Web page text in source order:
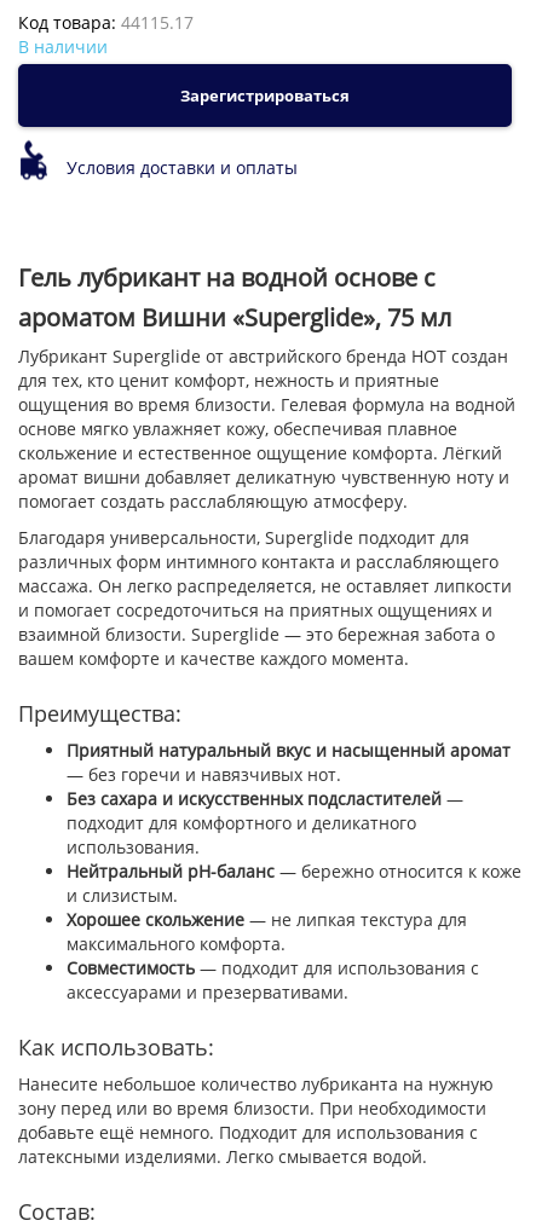
Код товара: 44115.17
В наличии
Зарегистрироваться
Условия доставки и оплаты
Гель лубрикант на водной основе с
ароматом Вишни «Superglide», 75 мл
Лубрикант Superglide от австрийского бренда HOT создан
для тех, кто ценит комфорт, нежность и приятные
ощущения во время близости. Гелевая формула на водной
основе мягко увлажняет кожу, обеспечивая плавное
скольжение и естественное ощущение комфорта. Лёгкий
аромат вишни добавляет деликатную чувственную ноту и
помогает создать расслабляющую атмосферу.
Благодаря универсальности, Superglide подходит для
различных форм интимного контакта и расслабляющего
массажа. Он легко распределяется, не оставляет липкости
и помогает сосредоточиться на приятных ощущениях и
взаимной близости. Superglide — это бережная забота о
вашем комфорте и качестве каждого момента.
Преимущества:
Приятный натуральный вкус и насыщенный аромат
— без горечи и навязчивых нот.
Без сахара и искусственных подсластителей —
подходит для комфортного и деликатного
использования.
Нейтральный pH-баланс — бережно относится к коже
и слизистым.
Хорошее скольжение — не липкая текстура для
максимального комфорта.
Совместимость — подходит для использования с
аксессуарами и презервативами.
Как использовать:
Нанесите небольшое количество лубриканта на нужную
зону перед или во время близости. При необходимости
добавьте ещё немного. Подходит для использования с
латексными изделиями. Легко смывается водой.
Состав: